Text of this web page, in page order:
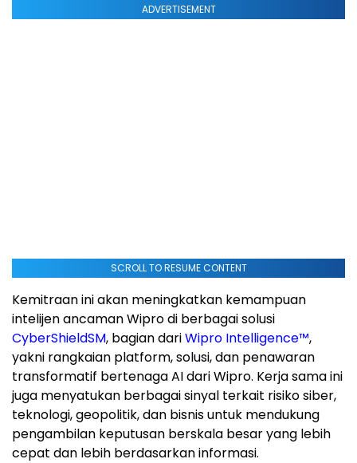
ADVERTISEMENT
SCROLL TO RESUME CONTENT
Kemitraan ini akan meningkatkan kemampuan
intelijen ancaman Wipro di berbagai solusi
CyberShieldSM, bagian dariWipro Intelligence™,
yakni rangkaian platform, solusi, dan penawaran
transformatif bertenaga AI dari Wipro. Kerja sama ini
juga menyatukan berbagai sinyal terkait risiko siber,
teknologi, geopolitik, dan bisnis untuk mendukung
pengambilan keputusan berskala besar yang lebih
cepat dan lebih berdasarkan informasi.